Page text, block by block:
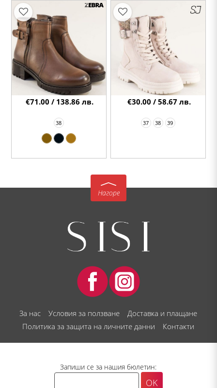
38
€71.00 / 138.86 лв.
37 38 39
€30.00 / 58.67 лв.
Нагоре
За нас Условия за ползване
Доставка и плащане
Политика за защита на личните данни
Контакти
Запиши се за нашия бюлетин: